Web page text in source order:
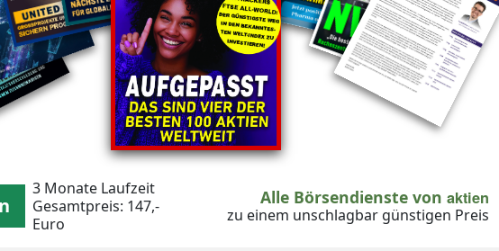
3 Monate Laufzeit
Gesamtpreis: 147,-
Euro
Alle Börsendienste von aktien
zu einem unschlagbar günstigen Preis